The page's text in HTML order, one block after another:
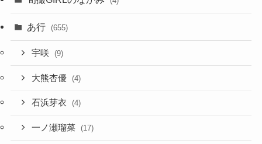
あ行 (655)
宇咲 (9)
大熊杏優 (4)
石浜芽衣 (4)
一ノ瀬瑠菜 (17)